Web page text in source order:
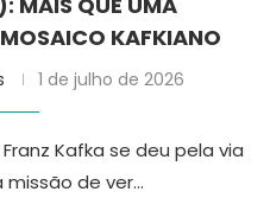
KAFKIANO
1 de julho de 2026
Kafka se deu pela via
missão de ver…